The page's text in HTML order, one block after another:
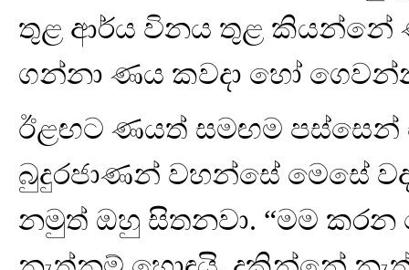
තුළ ආර්ය විනය තුළ කියන්නේ
ගන්නා ණය කවදා හෝ
ඊළඟට ණයත් සමඟම පස්සෙන්
බුදුරජාණන් වහන්සේ මෙසේ
නමුත් ඔහු සිතනවා. “මම කරන